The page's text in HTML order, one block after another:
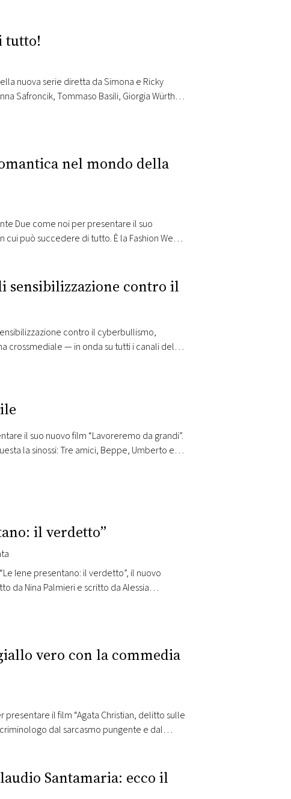
anni 70. Federico Zampaglione ha
tutto!
nuova serie diretta da Simona e Ricky
Safroncik, Tommaso Basili, Giorgia Würth,
Marco Cocci, Nicola Pistoia, Rebecca…
nel mondo della
Due come noi per presentare il suo
cui può succedere di tutto. È la Fashion Week,
carriera.…
sensibilizzazione contro il
contro il cyberbullismo,
crossmediale — in onda su tutti i canali del
sito
il suo nuovo film “Lavoreremo da grandi”.
la sinossi: Tre amici, Beppe, Umberto e
Umberto è un musicista fallito, ha…
il verdetto”
Iene presentano: il verdetto”, il nuovo
da Nina Palmieri e scritto da Alessia
italiana degli ultimi…
vero con la commedia
presentare il film “Agata Christian, delitto sulle
dal sarcasmo pungente e dal
all’insegna del mistero. Invitato dalla…
Santamaria: ecco il